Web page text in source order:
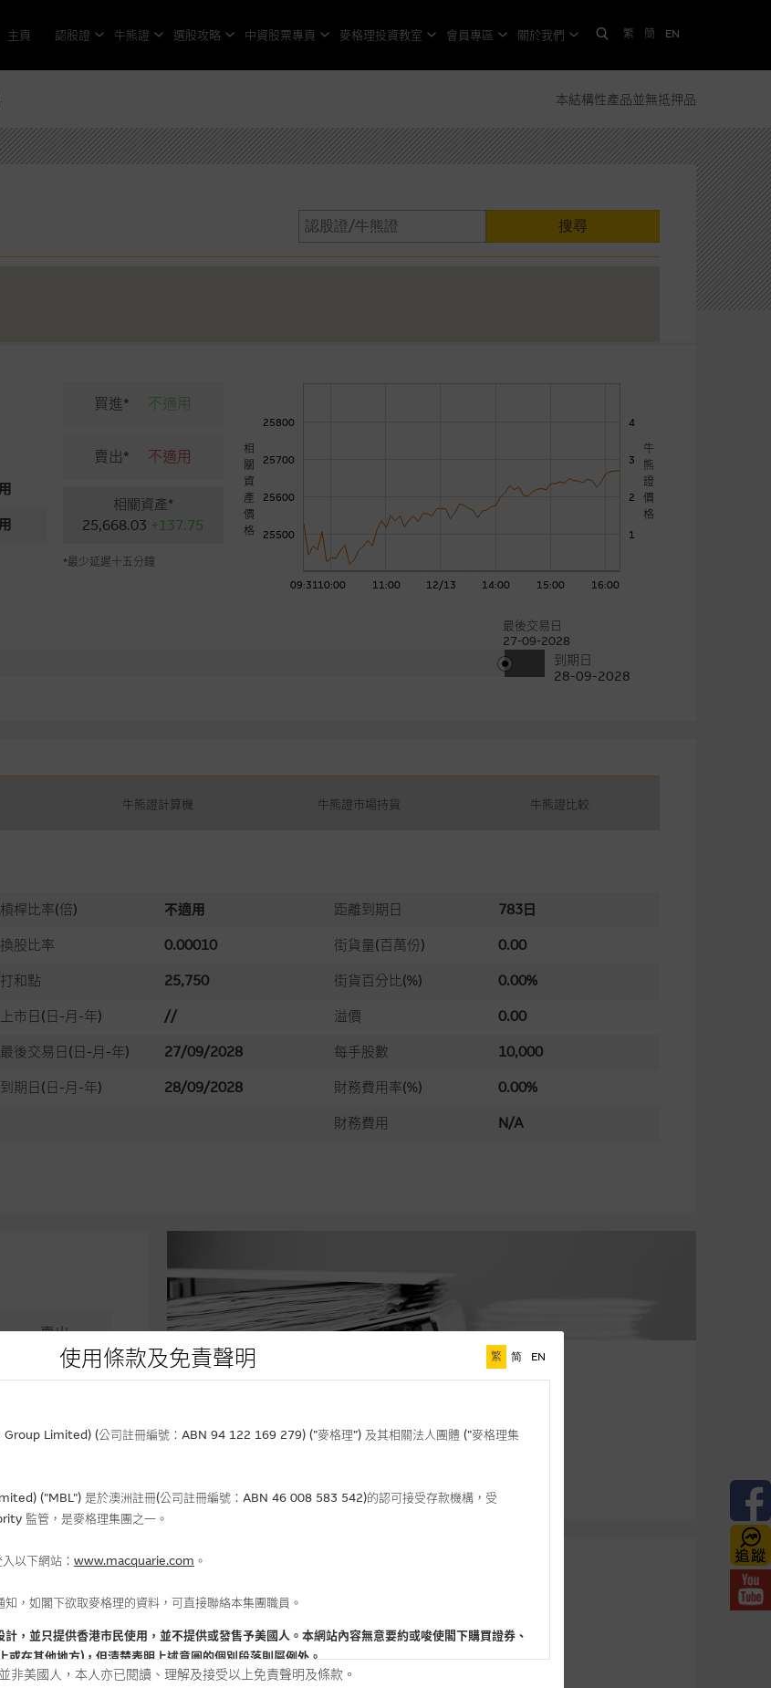
主頁 認股證 牛熊證 選股攻略 中資股票專頁 麥格理投資教室 會員專區 關於我們 繁 簡 EN
本結構性產品並無抵押品
搜尋
買進* 不適用
賣出* 不適用
相關資產*
25,668.03 +137.75
*最少延遲十五分鐘
09:3110:00 11:00 12/13 14:00 15:00 16:00
1
2
3
4
25500
25600
25700
25800
牛
熊
證
價
格
相
關
資
產
價
格
最後交易日
27-09-2028
到期日
28-09-2028
牛熊證計算機 牛熊證市場持貨 牛熊證比較
槓桿比率(倍)
不適用
換股比率
0.00010
打和點
25,750
上市日(日-月-年)
//
最後交易日(日-月-年)
27/09/2028
到期日(日-月-年)
28/09/2028
距離到期日
783日
街貨量(百萬份)
0.00
街貨百分比(%)
0.00%
溢價
0.00
每手股數
10,000
財務費用率(%)
0.00%
財務費用
N/A
賣出
不適用
-
(-)資金流出
5日
牛證(百萬) -1.19
熊證(百萬) -24.09
使用條款及免責聲明 繁 简 EN
Limited) (公司註冊編號：ABN 94 122 169 279) (”麥格理”) 及其相關法人團體 (”麥格理集
("MBL") 是於澳洲註冊(公司註冊編號：ABN 46 008 583 542)的認可接受存款機構，受
監管，是麥格理集團之一。
以下網站： www.macquarie.com 。
，如閣下欲取麥格理的資料，可直接聯絡本集團職員。
，並只提供香港市民使用，並不提供或發售予美國人。本網站內容無意要約或唆使閣下購買證券、
或在其他地方)，但清楚表明上述意圖的個別段落則屬例外。
非美國人，本人亦已閱讀、理解及接受以上免責聲明及條款。